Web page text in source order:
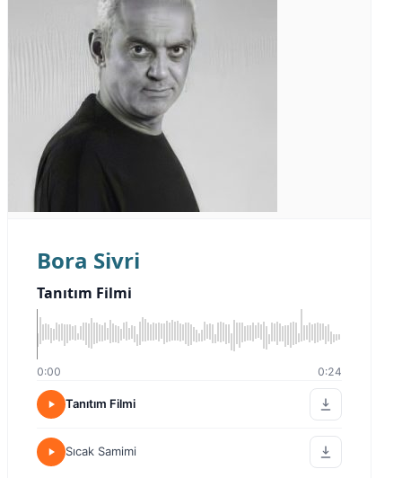
Bora Sivri
Tanıtım Filmi
0:00 0:24
Tanıtım Filmi
Sıcak Samimi